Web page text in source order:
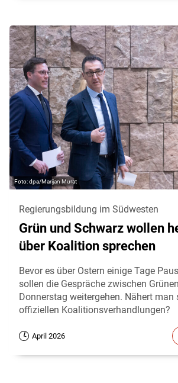
dpa/Marijan Murat
Regierungsbildung im Südwesten
Grün und Schwarz wollen
über Koalition sprechen
Bevor es über Ostern einige Tage
sollen die Gespräche zwischen
Donnerstag weitergehen. Nähert
offiziellen Koalitionsverhandlungen?
April 2026